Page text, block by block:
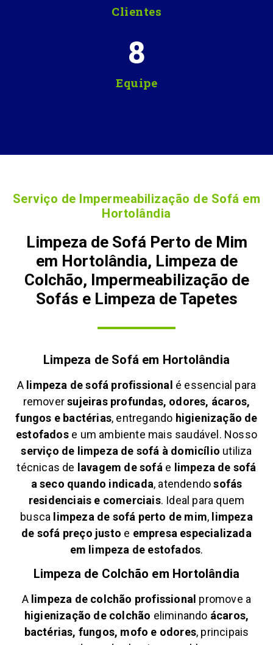
Clientes
Equipe
8
Serviço de Impermeabilização de Sofá em
Hortolândia
Limpeza de Sofá Perto de Mim
em Hortolândia, Limpeza de
Colchão, Impermeabilização de
Sofás e Limpeza de Tapetes
Limpeza de Sofá em Hortolândia
A limpeza de sofá profissional é essencial para
removersujeiras profundas, odores, ácaros,
fungos e bactérias, entregando higienização de
estofadose um ambiente mais saudável. Nosso
serviço de limpeza de sofá à domicílio utiliza
técnicas de lavagem de sofá e limpeza de sofá
a seco quando indicada, atendendosofás
residenciais e comerciais. Ideal para quem
busca limpeza de sofá perto de mim, limpeza
de sofá preço justo e empresa especializada
em limpeza de estofados.
Limpeza de Colchão em Hortolândia
A limpeza de colchão profissional promove a
higienização de colchão eliminando ácaros,
bactérias, fungos, mofo e odores, principais